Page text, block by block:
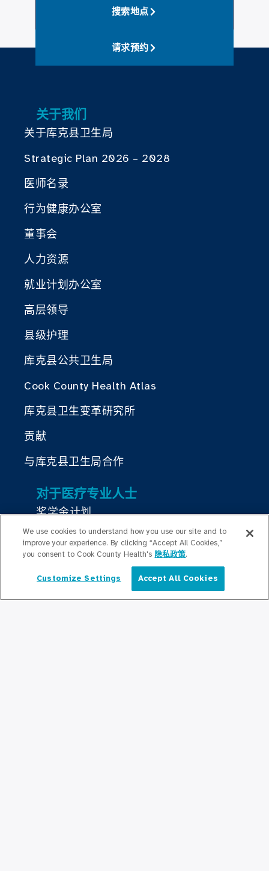
搜索地点
请求预约
关于我们
关于库克县卫生局
Strategic Plan 2026 – 2028
医师名录
行为健康办公室
董事会
人力资源
就业计划办公室
高层领导
县级护理
库克县公共卫生局
Cook County Health Atlas
库克县卫生变革研究所
贡献
与库克县卫生局合作
对于医疗专业人士
奖学金计划
居住计划
Education/Professional Education
公积金奖学基金
简体中文
We use cookies to understand how you use our site and to
improve your experience. By clicking “Accept All Cookies,”
you consent to Cook County Health's 隐私政策.
Customize Settings Accept All Cookies